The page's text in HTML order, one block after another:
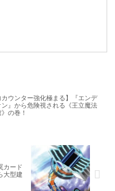
カウンター強化極まる】『エンデ
ン』から危険視される《王立魔法
の巻！
カード
大型建